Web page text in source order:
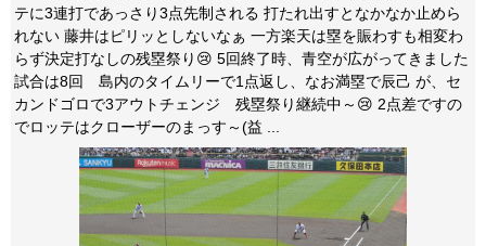
テに3連打であっさり3点先制される 打たれ出すとなかなか止めら
れない 藤井はピリッとしないなぁ 一方楽天は塁を賑わすも相変わ
らず決定打なしの残塁祭り😢 5回終了時、青空が広がってきました
試合は8回 島内のタイムリーで1点返し、なお満塁で辰己 が、セ
カンドゴロで3アウトチェンジ 残塁祭り継続中～😢 2点差ですの
でロッテはクローザーのまっす～(益 ...